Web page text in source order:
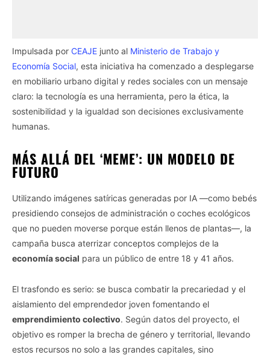
Impulsada por CEAJE junto al Ministerio de Trabajo y
Economía Social, esta iniciativa ha comenzado a desplegarse
en mobiliario urbano digital y redes sociales con un mensaje
claro: la tecnología es una herramienta, pero la ética, la
sostenibilidad y la igualdad son decisiones exclusivamente
humanas.
MÁS ALLÁ DEL ‘MEME’: UN MODELO DE
FUTURO
Utilizando imágenes satíricas generadas por IA —como bebés
presidiendo consejos de administración o coches ecológicos
que no pueden moverse porque están llenos de plantas—, la
campaña busca aterrizar conceptos complejos de la
economía social para un público de entre 18 y 41 años.
El trasfondo es serio: se busca combatir la precariedad y el
aislamiento del emprendedor joven fomentando el
emprendimiento colectivo. Según datos del proyecto, el
objetivo es romper la brecha de género y territorial, llevando
estos recursos no solo a las grandes capitales, sino